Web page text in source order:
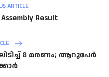
ARTICLE
Result
8 മരണം; ആറുപേർ